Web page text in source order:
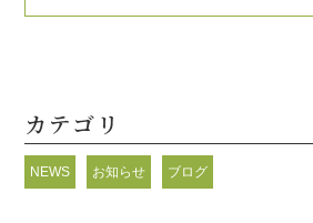
カテゴリ
NEWS お知らせ ブログ